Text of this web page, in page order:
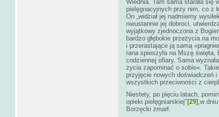
Wiednia. Tam sama starała
pielęgnacyjnych przy nim, co z
On „widział jej nadmierny
nieustannie jej dobroci,
wyjątkowy zjednoczona z
bardzo głębokie przeżycia na
i przerastające ją samą
rana spieszyła na Mszę
codziennej ofiary. Sama
życia zapominać o sobie«.
przyjęcie nowych doświadczeń i
wszystkich przeciwności z
Niestety, po pięciu latach,
opieki pielęgniarskiej" [29] ,w
Borzęcki zmarł.